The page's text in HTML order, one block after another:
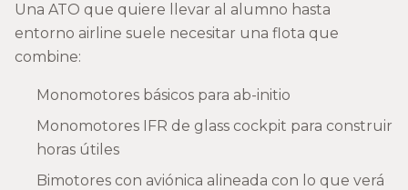
Una ATO que quiere llevar al alumno hasta
entorno airline suele necesitar una flota que
combine:
Monomotores básicos para ab-initio
Monomotores IFR de glass cockpit para construir
horas útiles
Bimotores con aviónica alineada con lo que verá